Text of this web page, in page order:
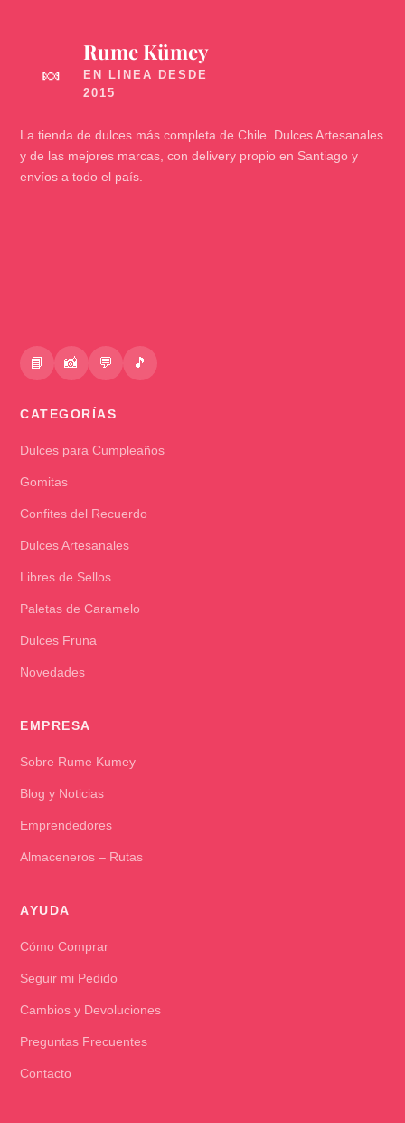
🍬
Rume Kümey
La tienda de dulces más completa de Chile. Dulces Artesanales
y de las mejores marcas, con delivery propio en Santiago y
envíos a todo el país.
📘 📸 💬 🎵
CATEGORÍAS
Dulces para Cumpleaños
Gomitas
Confites del Recuerdo
Dulces Artesanales
Libres de Sellos
Paletas de Caramelo
Dulces Fruna
Novedades
EMPRESA
Sobre Rume Kumey
Blog y Noticias
Emprendedores
Almaceneros – Rutas
AYUDA
Cómo Comprar
Seguir mi Pedido
Cambios y Devoluciones
Preguntas Frecuentes
Contacto